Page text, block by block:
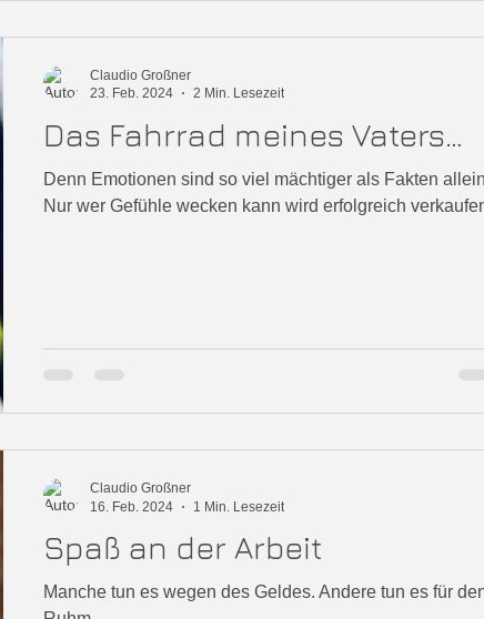
Das Fahrrad meines Vaters…
Denn Emotionen sind so viel mächtiger als Fakten
Nur wer Gefühle wecken kann wird erfolgreich
Claudio Großner
23. Feb. 2024
2 Min. Lesezeit
Spaß an der Arbeit
Manche tun es wegen des Geldes. Andere tun es für
Claudio Großner
16. Feb. 2024
1 Min. Lesezeit